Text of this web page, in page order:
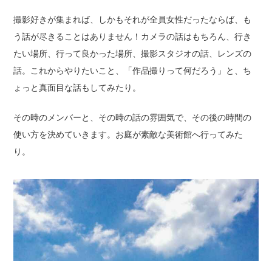
撮影好きが集まれば、しかもそれが全員女性だったならば、も
う話が尽きることはありません！カメラの話はもちろん、行き
たい場所、行って良かった場所、撮影スタジオの話、レンズの
話。これからやりたいこと、「作品撮りって何だろう」と、ち
ょっと真面目な話もしてみたり。
その時のメンバーと、その時の話の雰囲気で、その後の時間の
使い方を決めていきます。お庭が素敵な美術館へ行ってみた
り。